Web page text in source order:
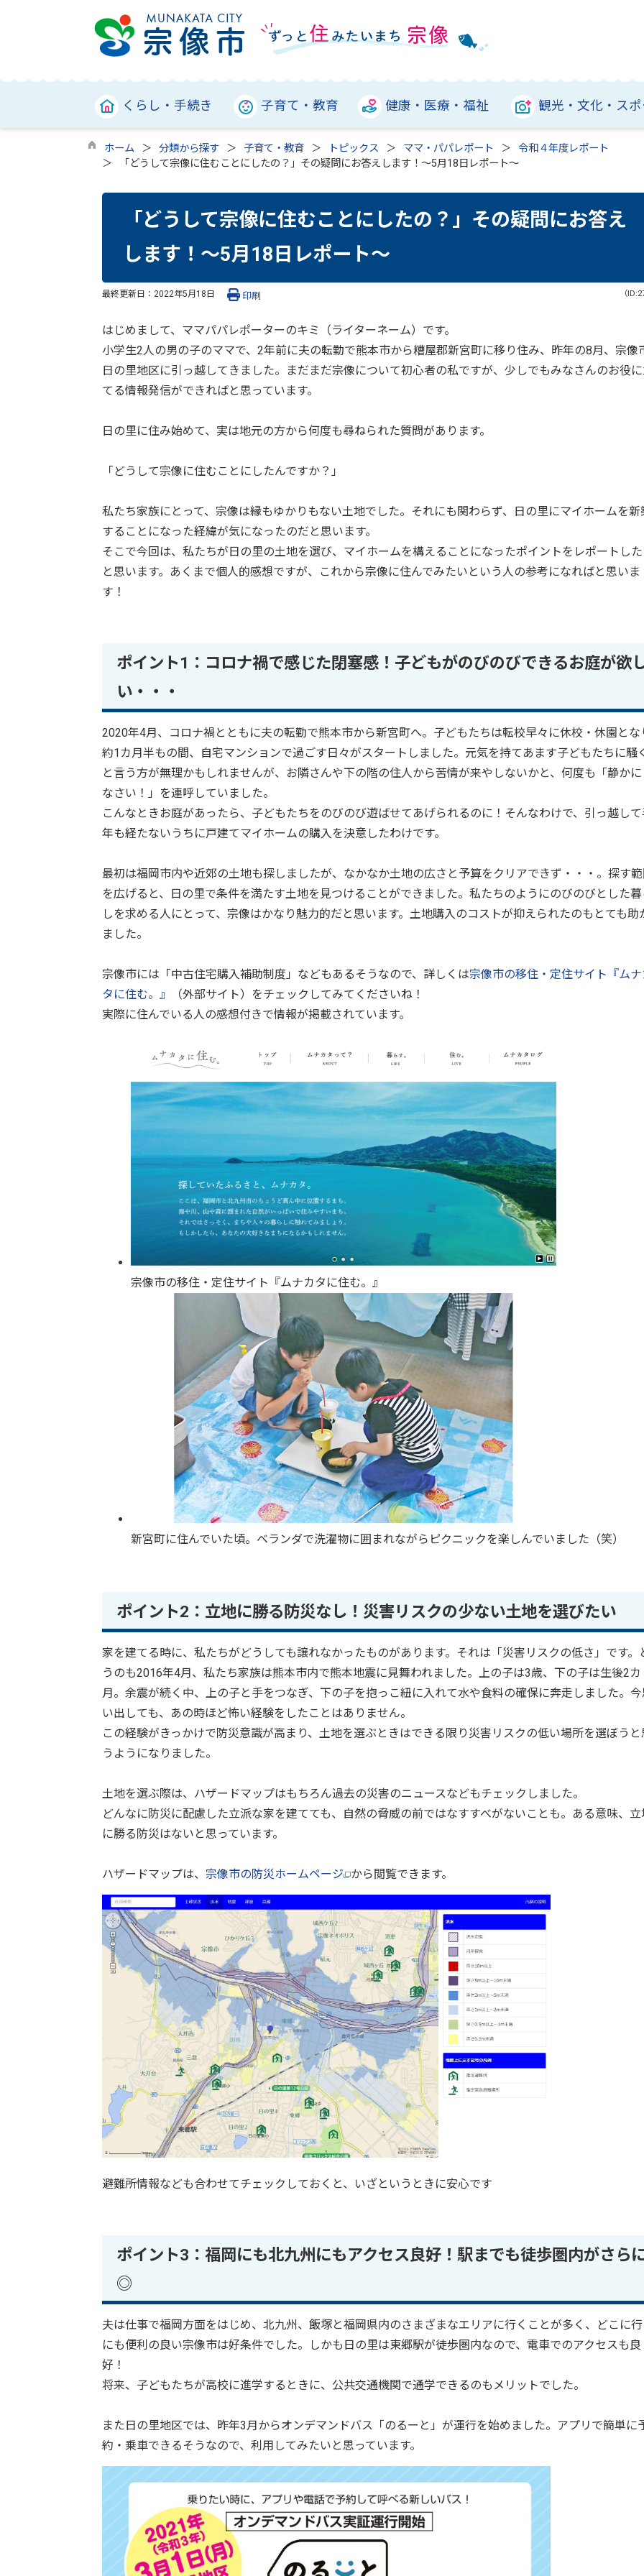
くらし・手続き 子育て・教育 健康・医療・福祉 観光・文化・ス
ホーム 分類から探す 子育て・教育 トピックス ママ・パパレポート
令和４年度レポート
「どうして宗像に住むことにしたの？」その疑問にお答えします！～5月18日レポート～
「どうして宗像に住むことにしたの？」その疑問にお答え
します！～5月18日レポート～
最終更新日： 2022年5月18日 （
印刷
はじめまして、ママパパレポーターのキミ（ライターネーム）です。
小学生2人の男の子のママで、2年前に夫の転勤で熊本市から糟屋郡新宮町に移り住み、昨年の8月、宗像
日の里地区に引っ越してきました。まだまだ宗像について初心者の私ですが、少しでもみなさんのお役
てる情報発信ができればと思っています。
日の里に住み始めて、実は地元の方から何度も尋ねられた質問があります。
「どうして宗像に住むことにしたんですか？」
私たち家族にとって、宗像は縁もゆかりもない土地でした。それにも関わらず、日の里にマイホームを新
することになった経緯が気になったのだと思います。
そこで今回は、私たちが日の里の土地を選び、マイホームを構えることになったポイントをレポートし
と思います。あくまで個人的感想ですが、これから宗像に住んでみたいという人の参考になればと思いま
す！
ポイント1：コロナ禍で感じた閉塞感！子どもがのびのびできるお庭が欲
い・・・
2020年4月、コロナ禍とともに夫の転勤で熊本市から新宮町へ。子どもたちは転校早々に休校・休園とな
約1カ月半もの間、自宅マンションで過ごす日々がスタートしました。元気を持てあます子どもたちに騒
と言う方が無理かもしれませんが、お隣さんや下の階の住人から苦情が来やしないかと、何度も「静か
なさい！」を連呼していました。
こんなときお庭があったら、子どもたちをのびのび遊ばせてあげられるのに！そんなわけで、引っ越し
年も経たないうちに戸建てマイホームの購入を決意したわけです。
最初は福岡市内や近郊の土地も探しましたが、なかなか土地の広さと予算をクリアできず・・・。探す
を広げると、日の里で条件を満たす土地を見つけることができました。私たちのようにのびのびとした
しを求める人にとって、宗像はかなり魅力的だと思います。土地購入のコストが抑えられたのもとても助
ました。
宗像市には「中古住宅購入補助制度」などもあるそうなので、詳しくは宗像市の移住・定住サイト『ム
タに住む。』
（外部サイト）をチェックしてみてくださいね！
実際に住んでいる人の感想付きで情報が掲載されています。
宗像市の移住・定住サイト『ムナカタに住む。』
新宮町に住んでいた頃。ベランダで洗濯物に囲まれながらピクニックを楽しんでいました（笑）
ポイント2：立地に勝る防災なし！災害リスクの少ない土地を選びたい
家を建てる時に、私たちがどうしても譲れなかったものがあります。それは「災害リスクの低さ」です。
うのも2016年4月、私たち家族は熊本市内で熊本地震に見舞われました。上の子は3歳、下の子は生後2カ
月。余震が続く中、上の子と手をつなぎ、下の子を抱っこ紐に入れて水や食料の確保に奔走しました。
い出しても、あの時ほど怖い経験をしたことはありません。
この経験がきっかけで防災意識が高まり、土地を選ぶときはできる限り災害リスクの低い場所を選ぼうと
うようになりました。
土地を選ぶ際は、ハザードマップはもちろん過去の災害のニュースなどもチェックしました。
どんなに防災に配慮した立派な家を建てても、自然の脅威の前ではなすすべがないことも。ある意味、立
に勝る防災はないと思っています。
ハザードマップは、 宗像市の防災ホームページ から閲覧できます。
避難所情報なども合わせてチェックしておくと、いざというときに安心です
ポイント3：福岡にも北九州にもアクセス良好！駅までも徒歩圏内がさら
◎
夫は仕事で福岡方面をはじめ、北九州、飯塚と福岡県内のさまざまなエリアに行くことが多く、どこに
にも便利の良い宗像市は好条件でした。しかも日の里は東郷駅が徒歩圏内なので、電車でのアクセスも良
好！
将来、子どもたちが高校に進学するときに、公共交通機関で通学できるのもメリットでした。
また日の里地区では、昨年3月からオンデマンドバス「のるーと」が運行を始めました。アプリで簡単に
約・乗車できるそうなので、利用してみたいと思っています。